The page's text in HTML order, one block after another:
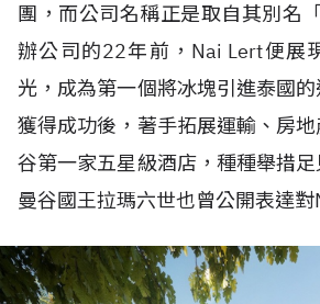
團，而公司名稱正是取自其別名
辦公司的22年前，Nai Lert便展
光，成為第一個將冰塊引進泰國
獲得成功後，著手拓展運輸、房
谷第一家五星級酒店，種種舉措
曼谷國王拉瑪六世也曾公開表達對